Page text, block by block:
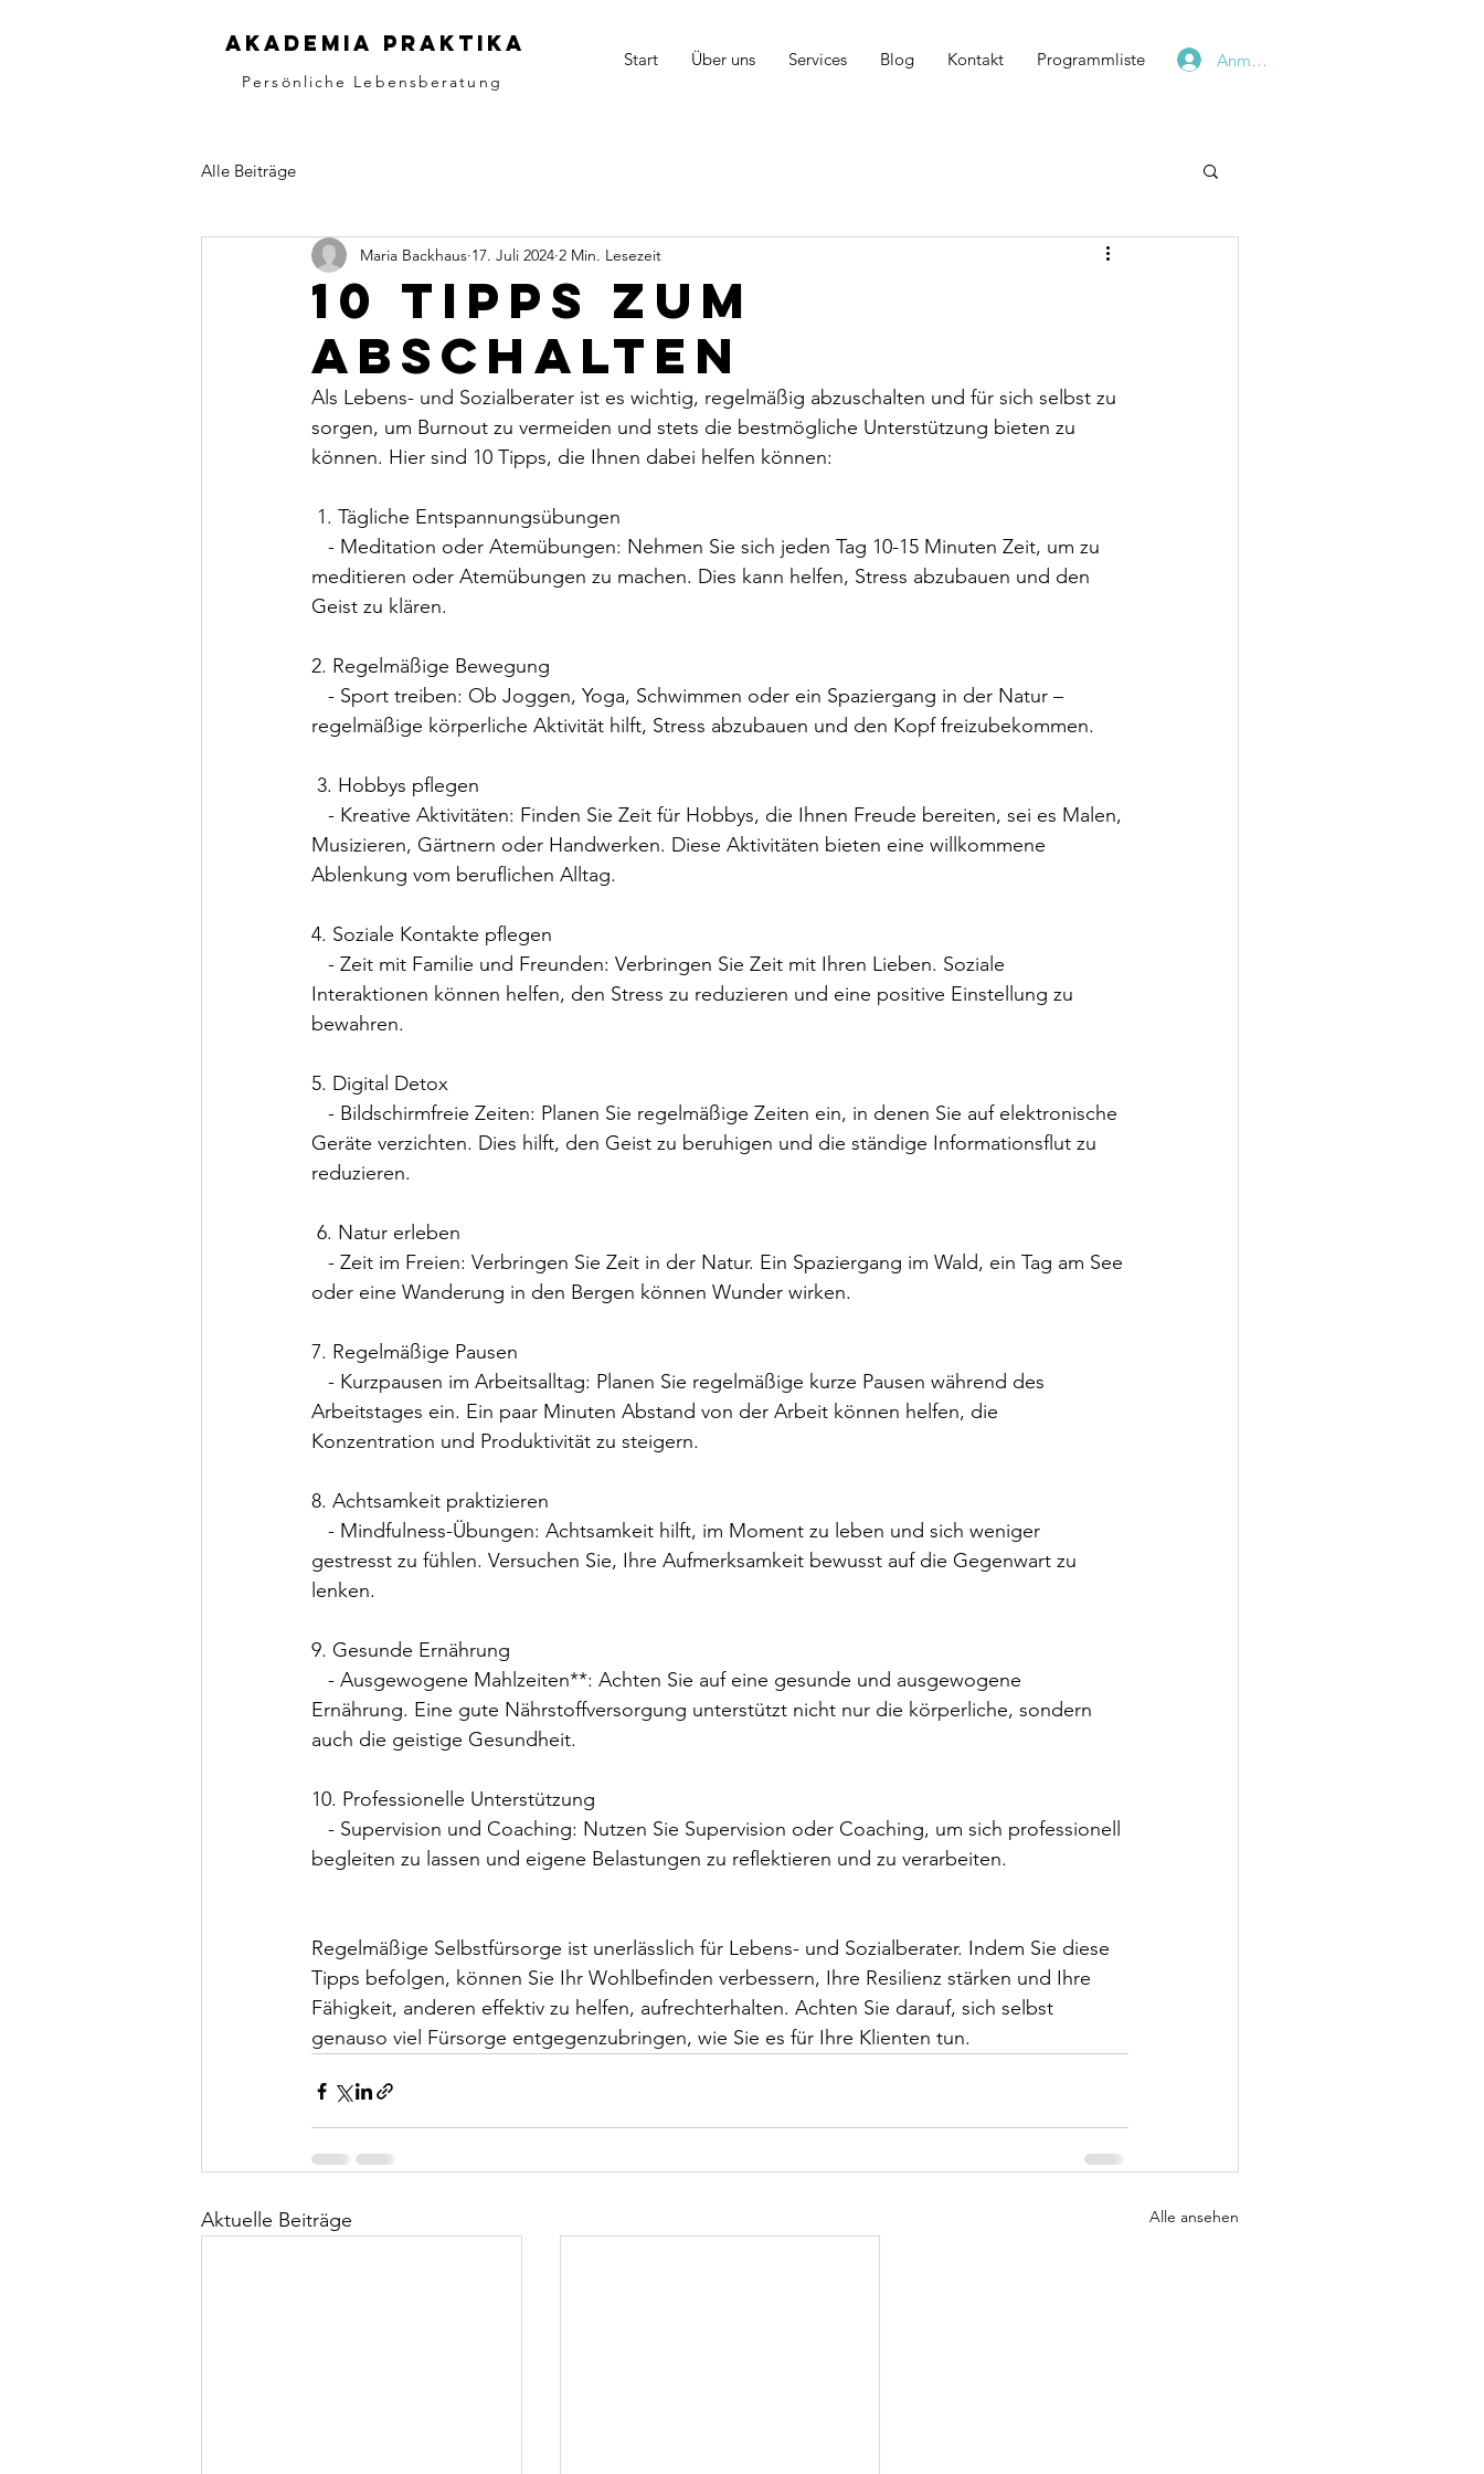
AKADEMIA PRAKTIKA
Persönliche Lebensberatung
Start Über uns Services Blog Kontakt Programmliste Anmelden
Alle Beiträge
10 Tipps zum
Abschalten
Maria Backhaus 17. Juli 2024 2 Min. Lesezeit
Als Lebens- und Sozialberater ist es wichtig, regelmäßig abzuschalten und für sich selbst zu
sorgen, um Burnout zu vermeiden und stets die bestmögliche Unterstützung bieten zu
können. Hier sind 10 Tipps, die Ihnen dabei helfen können:
1. Tägliche Entspannungsübungen
meditieren oder Atemübungen zu machen. Dies kann helfen, Stress abzubauen und den
Geist zu klären.
2. Regelmäßige Bewegung
regelmäßige körperliche Aktivität hilft, Stress abzubauen und den Kopf freizubekommen.
3. Hobbys pflegen
Musizieren, Gärtnern oder Handwerken. Diese Aktivitäten bieten eine willkommene
Ablenkung vom beruflichen Alltag.
4. Soziale Kontakte pflegen
Interaktionen können helfen, den Stress zu reduzieren und eine positive Einstellung zu
bewahren.
5. Digital Detox
Geräte verzichten. Dies hilft, den Geist zu beruhigen und die ständige Informationsflut zu
reduzieren.
6. Natur erleben
oder eine Wanderung in den Bergen können Wunder wirken.
7. Regelmäßige Pausen
Arbeitstages ein. Ein paar Minuten Abstand von der Arbeit können helfen, die
Konzentration und Produktivität zu steigern.
8. Achtsamkeit praktizieren
gestresst zu fühlen. Versuchen Sie, Ihre Aufmerksamkeit bewusst auf die Gegenwart zu
lenken.
9. Gesunde Ernährung
Ernährung. Eine gute Nährstoffversorgung unterstützt nicht nur die körperliche, sondern
auch die geistige Gesundheit.
10. Professionelle Unterstützung
begleiten zu lassen und eigene Belastungen zu reflektieren und zu verarbeiten.
Regelmäßige Selbstfürsorge ist unerlässlich für Lebens- und Sozialberater. Indem Sie diese
Tipps befolgen, können Sie Ihr Wohlbefinden verbessern, Ihre Resilienz stärken und Ihre
Fähigkeit, anderen effektiv zu helfen, aufrechterhalten. Achten Sie darauf, sich selbst
genauso viel Fürsorge entgegenzubringen, wie Sie es für Ihre Klienten tun.
Aktuelle Beiträge Alle ansehen